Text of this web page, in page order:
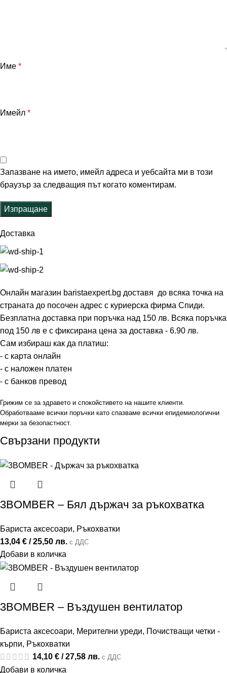
Име *
Имейл *
Запазване на името, имейл адреса и уебсайта ми в този
браузър за следващия път когато коментирам.
Доставка
Онлайн магазин baristaexpert.bg доставя до всяка точка на
страната до посочен адрес с куриерска фирма Спиди.
Безплатна доставка при поръчка над 150 лв. Всяка поръчка
под 150 лв е с фиксирана цена за доставка - 6.90 лв.
Сам избираш как да платиш:
- с карта онлайн
- с наложен платен
- с банков превод
Грижим се за здравето и спокойстивето на нашите клиенти.
Обработвааме всички поръчки като спазваме всички епидемиологични
мерки за безопастност.
Свързани продукти
3BOMBER – Бял държач за ръкохватка
Бариста аксесоари, Ръкохватки
13,04 € / 25,50 лв. с ДДС
Добави в количка
3BOMBER – Въздушен вентилатор
Бариста аксесоари, Мерителни уреди, Почистващи четки -
кърпи, Ръкохватки
14,10 € / 27,58 лв. с ДДС
Добави в количка